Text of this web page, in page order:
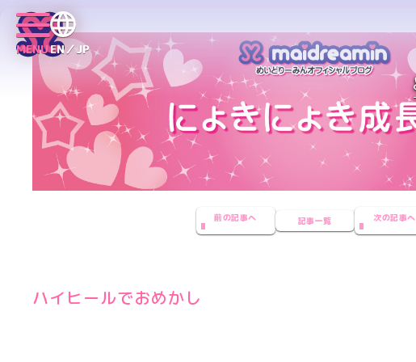
MENUEN／JP
前の記事へ 記事一覧 次の記事へ
ハイヒールでおめかし